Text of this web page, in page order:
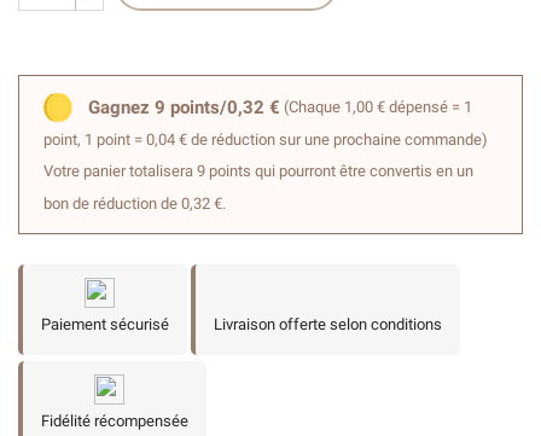
Gagnez 9 points/0,32 € (Chaque 1,00 € dépensé = 1
point, 1 point = 0,04 € de réduction sur une prochaine commande)
Votre panier totalisera 9 points qui pourront être convertis en un
bon de réduction de 0,32 €.
Paiement sécurisé Livraison offerte selon conditions
Fidélité récompensée